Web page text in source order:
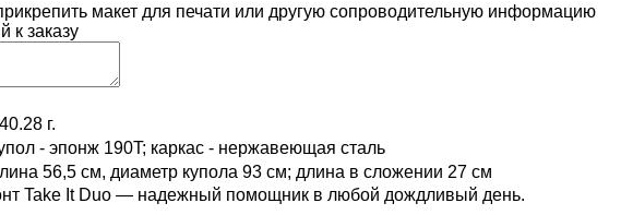
макет для печати или другую сопроводительную информацию
к заказу
г.
- эпонж 190T; каркас - нержавеющая сталь
56,5 см, диаметр купола 93 см; длина в сложении 27 см
Take It Duo — надежный помощник в любой дождливый день.